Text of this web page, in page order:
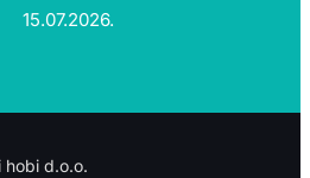
15.07.2026.
d.o.o.